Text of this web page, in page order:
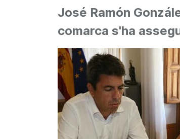
José Ramón
comarca s'ha